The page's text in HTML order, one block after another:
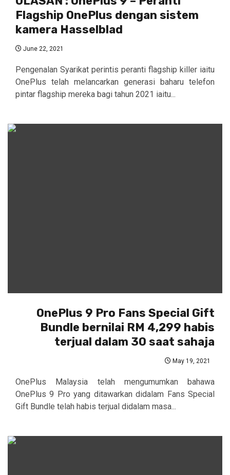
Flagship OnePlus dengan sistem
kamera Hasselblad
June 22, 2021
Pengenalan Syarikat perintis peranti flagship killer iaitu
OnePlus telah melancarkan generasi baharu telefon
pintar flagship mereka bagi tahun 2021 iaitu...
OnePlus 9 Pro Fans Special Gift
Bundle bernilai RM 4,299 habis
terjual dalam 30 saat sahaja
May 19, 2021
OnePlus Malaysia telah mengumumkan bahawa
OnePlus 9 Pro yang ditawarkan didalam Fans Special
Gift Bundle telah habis terjual didalam masa...